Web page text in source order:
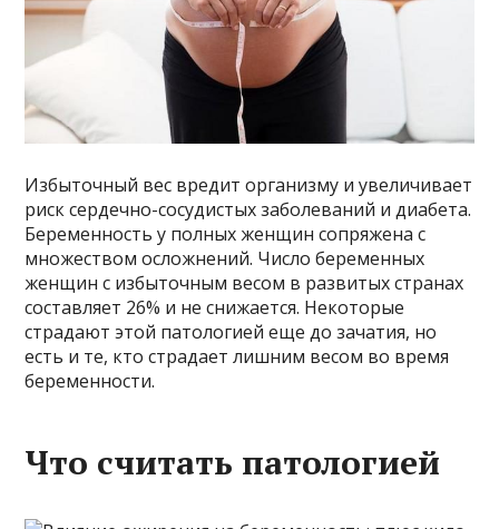
Избыточный вес вредит организму и увеличивает
риск сердечно-сосудистых заболеваний и диабета.
Беременность у полных женщин сопряжена с
множеством осложнений. Число беременных
женщин с избыточным весом в развитых странах
составляет 26% и не снижается. Некоторые
страдают этой патологией еще до зачатия, но
есть и те, кто страдает лишним весом во время
беременности.
Что считать патологией